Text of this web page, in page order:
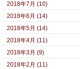
2018年7月 (10)
2018年6月 (14)
2018年5月 (14)
2018年4月 (11)
2018年3月 (9)
2018年2月 (11)